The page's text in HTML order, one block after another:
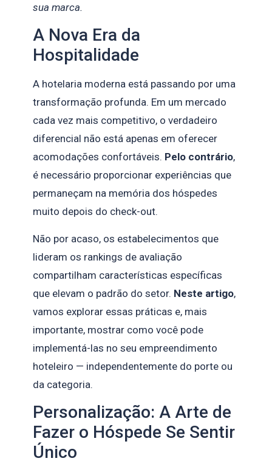
sua marca.
A Nova Era da
Hospitalidade
A hotelaria moderna está passando por uma
transformação profunda. Em um mercado
cada vez mais competitivo, o verdadeiro
diferencial não está apenas em oferecer
acomodações confortáveis. Pelo contrário,
é necessário proporcionar experiências que
permaneçam na memória dos hóspedes
muito depois do check-out.
Não por acaso, os estabelecimentos que
lideram os rankings de avaliação
compartilham características específicas
que elevam o padrão do setor. Neste artigo,
vamos explorar essas práticas e, mais
importante, mostrar como você pode
implementá-las no seu empreendimento
hoteleiro — independentemente do porte ou
da categoria.
Personalização: A Arte de
Fazer o Hóspede Se Sentir
Único